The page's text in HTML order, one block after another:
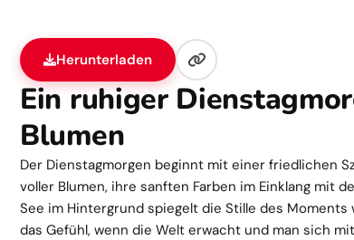
Herunterladen
Ein ruhiger
Blumen
Der Dienstagmorgen beginnt mit einer friedlichen
voller Blumen, ihre sanften Farben im Einklang mit
See im Hintergrund spiegelt die Stille des Moments
das Gefühl, wenn die Welt erwacht und man sich